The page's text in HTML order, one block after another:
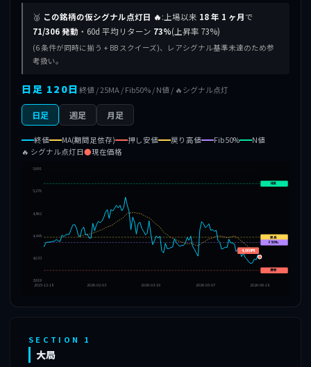
🥈 この銘柄の仮シグナル点灯日 🔥:上場以来 18 年 1 ヶ月で
71/306 発動 ・60d 平均リターン 73%(上昇率 73%)
(6 条件が同時に揃う + BB スクイーズ)、レアシグナル基準未達のため参
考扱い。
日足 120日終値 / 25MA / Fib50% / N値 / 🔥シグナル点灯
日足 週足 月足
終値 MA(期間足依存) 押し安値 戻り高値 Fib50%
N値
🔥 シグナル点灯日●現在価格
5,691
5,276
4,862
4,448
4,033
3,619
2025-12-18
2026-02-03 2026-03-19 2026-05-07 2026-06-18
押安
戻高
F50%
N値
4,060円
SECTION 1
大局